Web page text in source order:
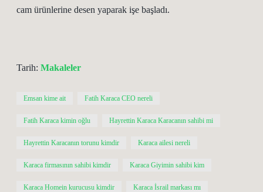
cam ürünlerine desen yaparak işe başladı.
Tarih: Makaleler
Emsan kime ait Fatih Karaca CEO nereli
Fatih Karaca kimin oğlu Hayrettin Karaca Karacanın sahibi mi
Hayrettin Karacanın torunu kimdir Karaca ailesi nereli
Karaca firmasının sahibi kimdir Karaca Giyimin sahibi kim
Karaca Homein kurucusu kimdir Karaca İsrail markası mı